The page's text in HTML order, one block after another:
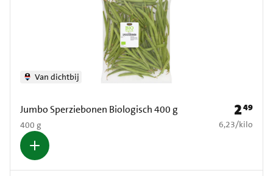
Jumbo Sperziebonen Biologisch 400 g
400 g
Van dichtbij
Prijs: €
249
€ 6,23 per kilo
6,23/kilo